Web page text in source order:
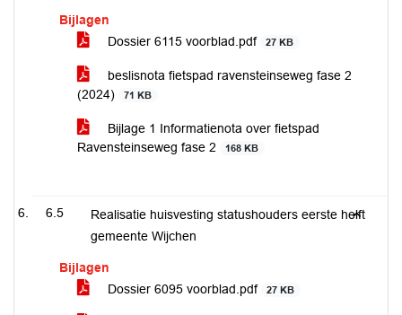
Bijlagen
Dossier 6115 voorblad.pdf
27 KB
beslisnota fietspad ravensteinseweg fase 2
(2024)
71 KB
Bijlage 1 Informatienota over fietspad
Ravensteinseweg fase 2
168 KB
6.5
Realisatie huisvesting statushouders eerste helft
gemeente Wijchen
Bijlagen
Dossier 6095 voorblad.pdf
27 KB